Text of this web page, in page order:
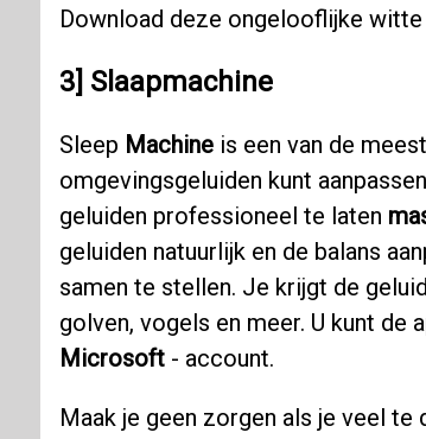
Download deze ongelooflijke witte
3] Slaapmachine
Sleep Machineis een van de
omgevingsgeluiden kunt
geluiden professioneel te laten
geluiden natuurlijk en de balans
samen te stellen. Je krijgt de
golven, vogels en meer. U kunt de
Microsoft- account.
Maak je geen zorgen als je veel